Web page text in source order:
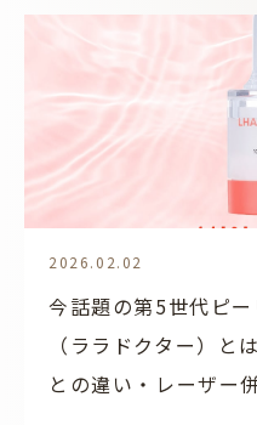
2026.02.02
今話題の第5世代ピ
（ララドクター）と
との違い・レーザー